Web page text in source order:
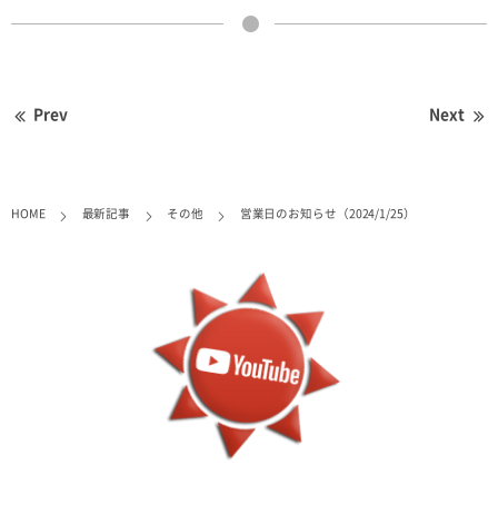
Prev Next
HOME 最新記事 その他 営業日のお知らせ（2024/1/25）